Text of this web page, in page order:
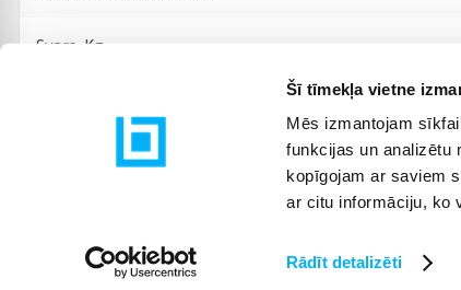
Šī tīmekļa vietne
Mēs izmantojam
funkcijas un analizētu
kopīgojam ar saviem
ar citu informāciju, ko
Rādīt detalizēti
Svars, Kg